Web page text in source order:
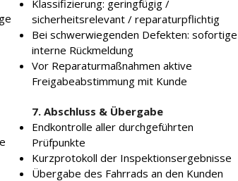
Klassifizierung: geringfügig /
sicherheitsrelevant / reparaturpflichtig
Bei schwerwiegenden Defekten: sofortige
interne Rückmeldung
Vor Reparaturmaßnahmen aktive
Freigabeabstimmung mit Kunde
7. Abschluss & Übergabe
Endkontrolle aller durchgeführten
Prüfpunkte
Kurzprotokoll der Inspektionsergebnisse
Übergabe des Fahrrads an den Kunden